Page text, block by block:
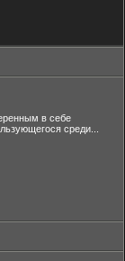
в себе
среди...